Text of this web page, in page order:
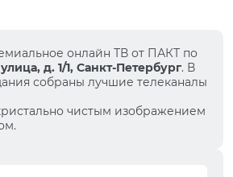
онлайн ТВ от ПАКТ по
д. 1/1, Санкт-Петербург. В
собраны лучшие телеканалы
чистым изображением